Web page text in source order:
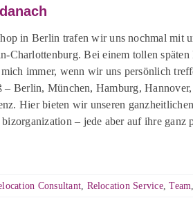
in Berlin trafen wir uns nochmal mit
-Charlottenburg. Bei einem tollen
immer, wenn wir uns persönlich
– Berlin, München, Hamburg,
Hier bieten wir unseren
bizorganization – jede aber auf ihre ganz
Consultant, Relocation Service,Team,